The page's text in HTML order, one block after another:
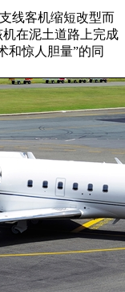
线客机缩短改型而
在泥土道路上完成
和惊人胆量”的同